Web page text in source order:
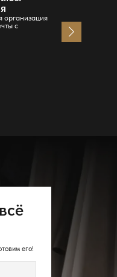
организация
с
для экономии
дизайна.
его!